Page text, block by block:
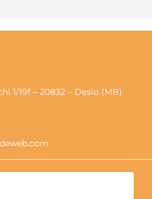
1/19f – 20832 – Desio (MB)